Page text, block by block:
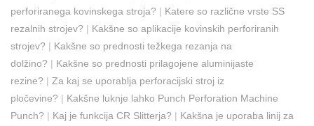
perforiranega kovinskega stroja? | Katere so različne vrste SS
rezalnih strojev? | Kakšne so aplikacije kovinskih perforiranih
strojev? | Kakšne so prednosti težkega rezanja na
dolžino? | Kakšne so prednosti prilagojene aluminijaste
rezine? | Za kaj se uporablja perforacijski stroj iz
pločevine? | Kakšne luknje lahko Punch Perforation Machine
Punch? | Kaj je funkcija CR Slitterja? | Kakšna je uporaba linij za